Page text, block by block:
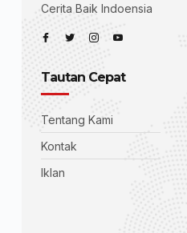
Cerita Baik Indoensia
Tautan Cepat
Tentang Kami
Kontak
Iklan